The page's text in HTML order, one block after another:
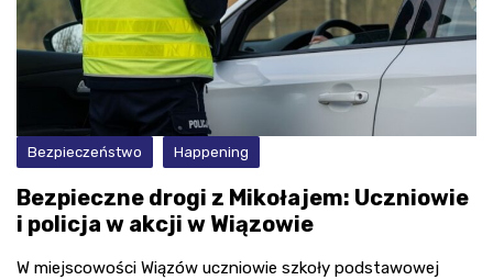
Bezpieczeństwo Happening
Bezpieczne drogi z Mikołajem: Uczniowie
i policja w akcji w Wiązowie
W miejscowości Wiązów uczniowie szkoły podstawowej